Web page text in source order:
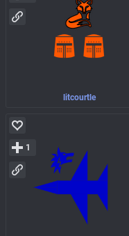
litcourtle
1